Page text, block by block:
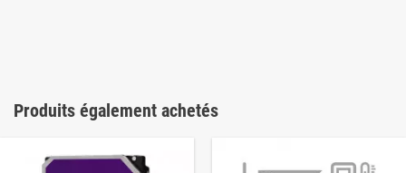
Produits également achetés